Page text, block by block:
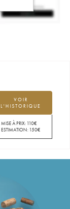
VOIR
L'HISTORIQUE
MISE À PRIX: 110€
ESTIMATION: 150€